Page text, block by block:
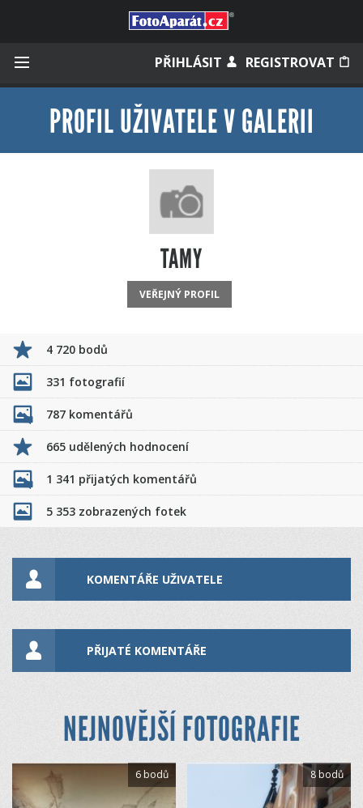
PŘIHLÁSIT REGISTROVAT
Zapomněli jste heslo?
Měli jste účet na starém webu?
PROFIL UŽIVATELE V GALERII
TAMY
VEŘEJNÝ PROFIL
4 720 bodů
331 fotografií
787 komentářů
665 udělených hodnocení
1 341 přijatých komentářů
5 353 zobrazených fotek
KOMENTÁŘE UŽIVATELE
PŘIJATÉ KOMENTÁŘE
NEJNOVĚJŠÍ FOTOGRAFIE
6 bodů 8 bodů